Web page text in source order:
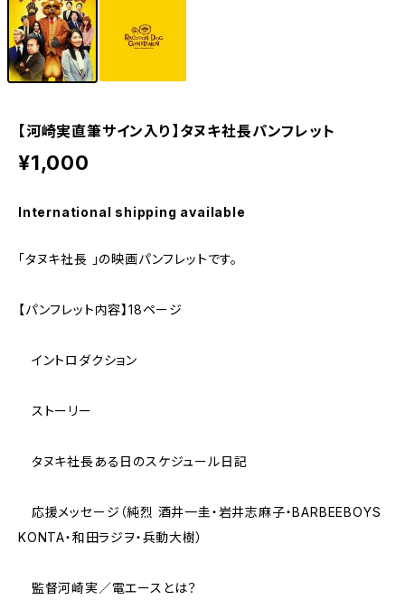
【河崎実直筆サイン入り】タヌキ社長パンフレット
¥1,000
International shipping available
「タヌキ社長 」の映画パンフレットです。
【パンフレット内容】18ページ
イントロダクション
ストーリー
タヌキ社長ある日のスケジュール日記
応援メッセージ（純烈 酒井一圭・岩井志麻子・BARBEEBOYS
KONTA・和田ラジヲ・兵動大樹）
監督河崎実／電エースとは？